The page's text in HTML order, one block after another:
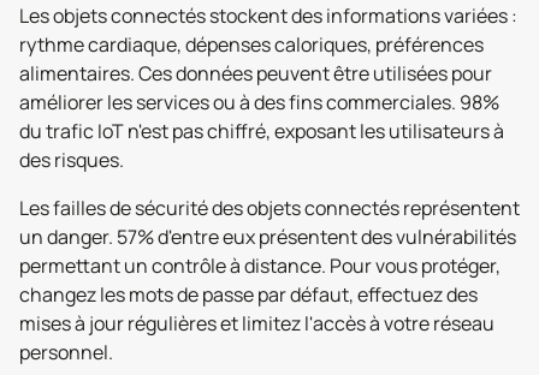
Les objets connectés stockent des informations variées :
rythme cardiaque, dépenses caloriques, préférences
alimentaires. Ces données peuvent être utilisées pour
améliorer les services ou à des fins commerciales. 98%
du trafic IoT n'est pas chiffré, exposant les utilisateurs à
des risques.
Les failles de sécurité des objets connectés représentent
un danger. 57% d'entre eux présentent des vulnérabilités
permettant un contrôle à distance. Pour vous protéger,
changez les mots de passe par défaut, effectuez des
mises à jour régulières et limitez l'accès à votre réseau
personnel.